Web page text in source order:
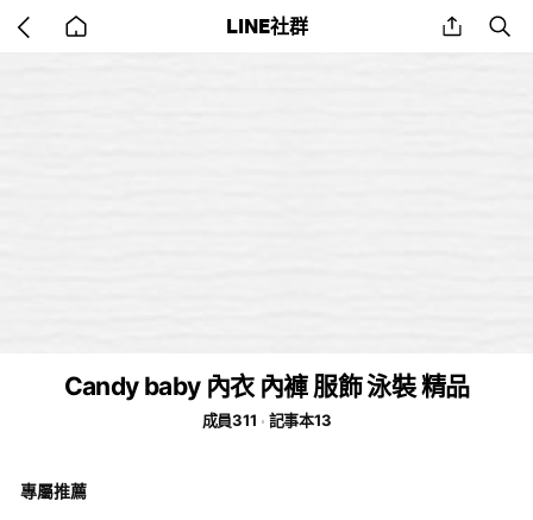
back LINE社群 share
Candy baby 內衣 內褲 服飾 泳裝 精品
成員311 記事本13
專屬推薦